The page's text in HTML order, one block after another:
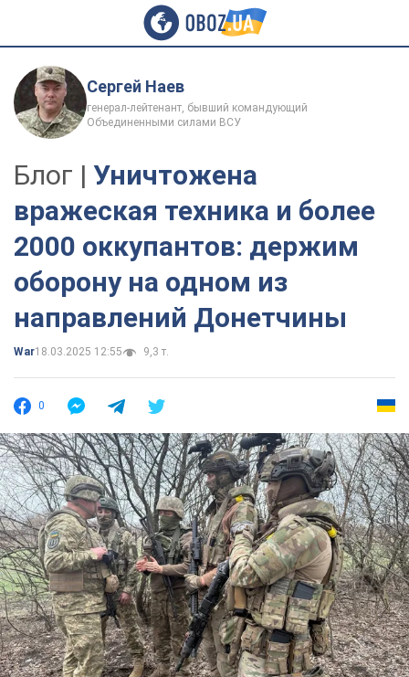
Сергей Наев
генерал-лейтенант, бывший командующий
Объединенными силами ВСУ
Блог | Уничтожена
вражеская техника и более
2000 оккупантов: держим
оборону на одном из
направлений Донетчины
War18.03.2025 12:55 9,3 т.
0